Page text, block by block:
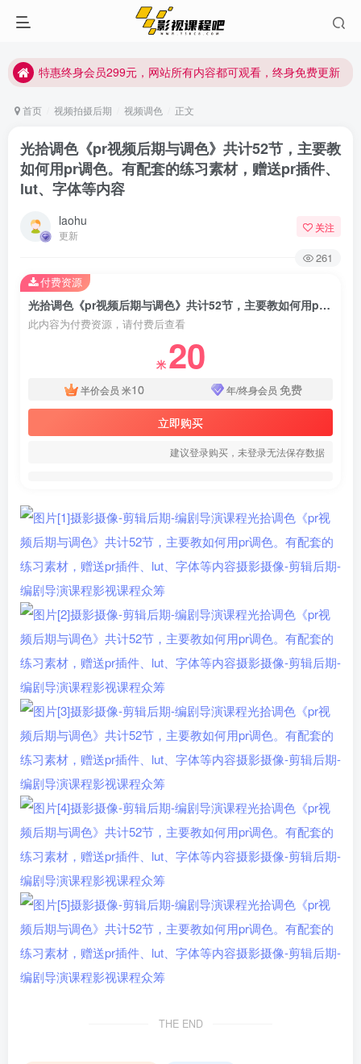
特惠终身会员299元，网站所有内容都可观看，终身免费更新
特惠终身会员299元，网站所有内容都可观看，终身免费更新
首页 视频拍摄后期 视频调色 正文
光拾调色《pr视频后期与调色》共计52节，主要教
如何用pr调色。有配套的练习素材，赠送pr插件、
lut、字体等内容
laohu
更新
关注
261
光拾调色《pr视频后期与调色》共计52节，主要教如何用pr调色。有配套的练习素材，赠送pr插件、lut、字体等内容
此内容为付费资源，请付费后查看
米 20
半价会员 米10 年/终身会员 免费
立即购买
建议登录购买，未登录无法保存数据
付费资源
THE END